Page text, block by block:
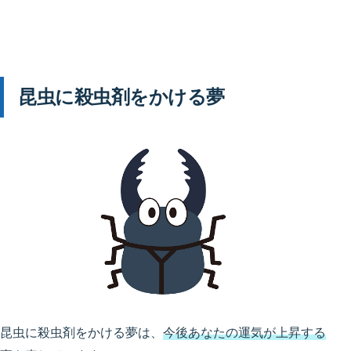
昆虫に殺虫剤をかける夢
昆虫に殺虫剤をかける夢は、 今後あなたの運気が上昇する